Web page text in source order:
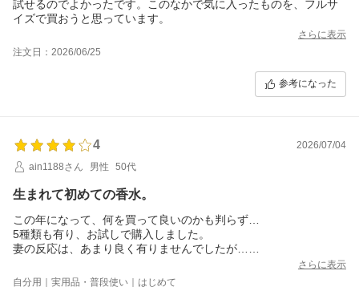
試せるのでよかったです。このなかで気に入ったものを、フルサ
イズで買おうと思っています。
さらに表示
注文日：2026/06/25
参考になった
4
2026/07/04
ain1188さん
男性 50代
生まれて初めての香水。
この年になって、何を買って良いのかも判らず…
5種類も有り、お試しで購入しました。
妻の反応は、あまり良く有りませんでしたが…
これから暫く自分自身で、楽しんでいきたいと思います。さらに表示
自分用｜実用品・普段使い｜はじめて